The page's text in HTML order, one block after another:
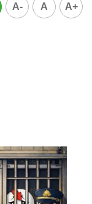
A- A A+